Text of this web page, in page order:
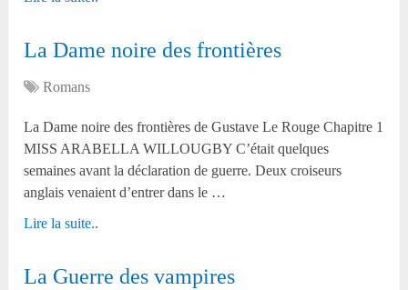
La Dame noire des frontières
Romans
La Dame noire des frontières de Gustave Le Rouge Chapitre 1
MISS ARABELLA WILLOUGBY C’était quelques
semaines avant la déclaration de guerre. Deux croiseurs
anglais venaient d’entrer dans le …
Lire la suite..
La Guerre des vampires